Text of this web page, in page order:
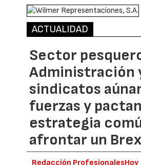
ACTUALIDAD
Sector
Administración
sindicatos
fuerzas y
estrategia
afrontar un
Redacción ProfesionalesHoy